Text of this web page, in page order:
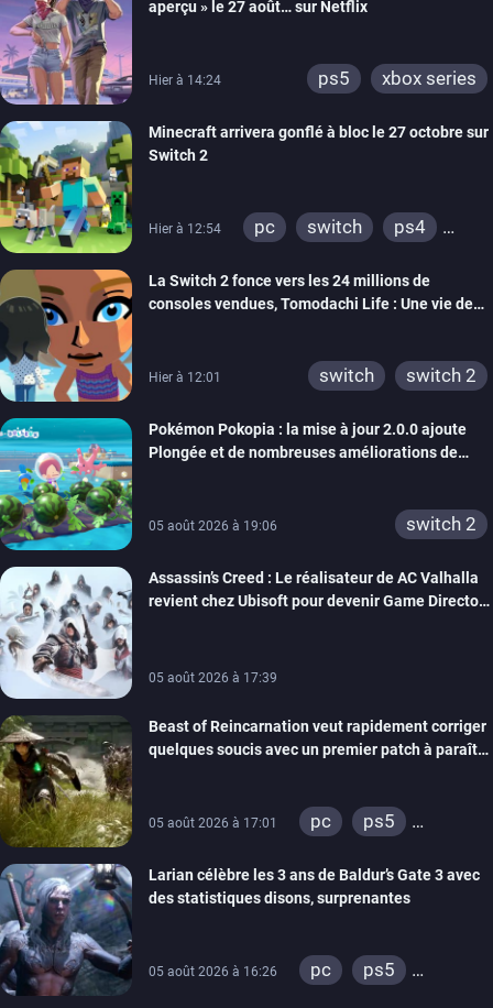
aperçu » le 27 août… sur Netflix
Hier à 14:24 ps5 xbox series
Minecraft arrivera gonflé à bloc le 27 octobre sur
Switch 2
Hier à 12:54 pc switch
ps4
wiiu
3ds
ps3
xbox 360
switch 2
La Switch 2 fonce vers les 24 millions de
consoles vendues, Tomodachi Life : Une vie de
Hier à 12:01 switch switch 2
Pokémon Pokopia : la mise à jour 2.0.0 ajoute
Plongée et de nombreuses améliorations de
05 août 2026 à 19:06 switch 2
Assassin’s Creed : Le réalisateur de AC Valhalla
revient chez Ubisoft pour devenir Game Director
05 août 2026 à 17:39
Beast of Reincarnation veut rapidement corriger
quelques soucis avec un premier patch à paraître
05 août 2026 à 17:01 pc
ps5
Larian célèbre les 3 ans de Baldur’s Gate 3 avec
des statistiques disons, surprenantes
05 août 2026 à 16:26 pc
ps5